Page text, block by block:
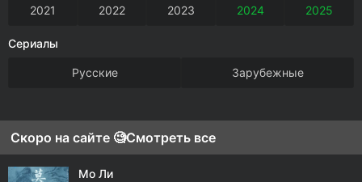
2021 2022 2023 2024 2025
Сериалы
Русские Зарубежные
Скоро на сайте 🧐Смотреть все
Мо Ли